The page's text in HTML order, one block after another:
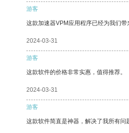
游客
这款加速器VPM应用程序已经为我们
2024-03-31
游客
这款软件的价格非常实惠，值得推荐。
2024-03-31
游客
这款软件简直是神器，解决了我所有问